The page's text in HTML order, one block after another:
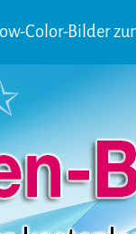
Color-Bilder